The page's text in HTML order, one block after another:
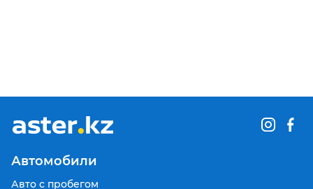
Автомобили
Авто с пробегом